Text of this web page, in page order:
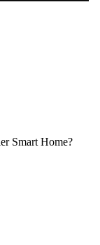
Smart Home?